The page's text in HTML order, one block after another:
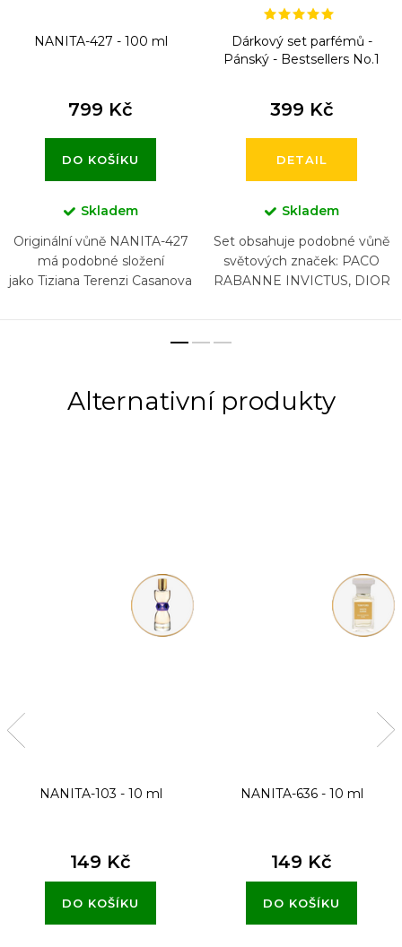
NANITA-427 - 100 ml
799 Kč
DO KOŠÍKU
Skladem
Originální vůně NANITA-427
má podobné složení
jako Tiziana Terenzi Casanova
Dárkový set parfémů -
Pánský - Bestsellers No.1
399 Kč
DETAIL
Skladem
Set obsahuje podobné vůně
světových značek: PACO
RABANNE INVICTUS, DIOR
ACQUA DI GIO , CHANEL
NANITA-103 - 10 ml
149 Kč
DO KOŠÍKU
NANITA-636 - 10 ml
149 Kč
DO KOŠÍKU